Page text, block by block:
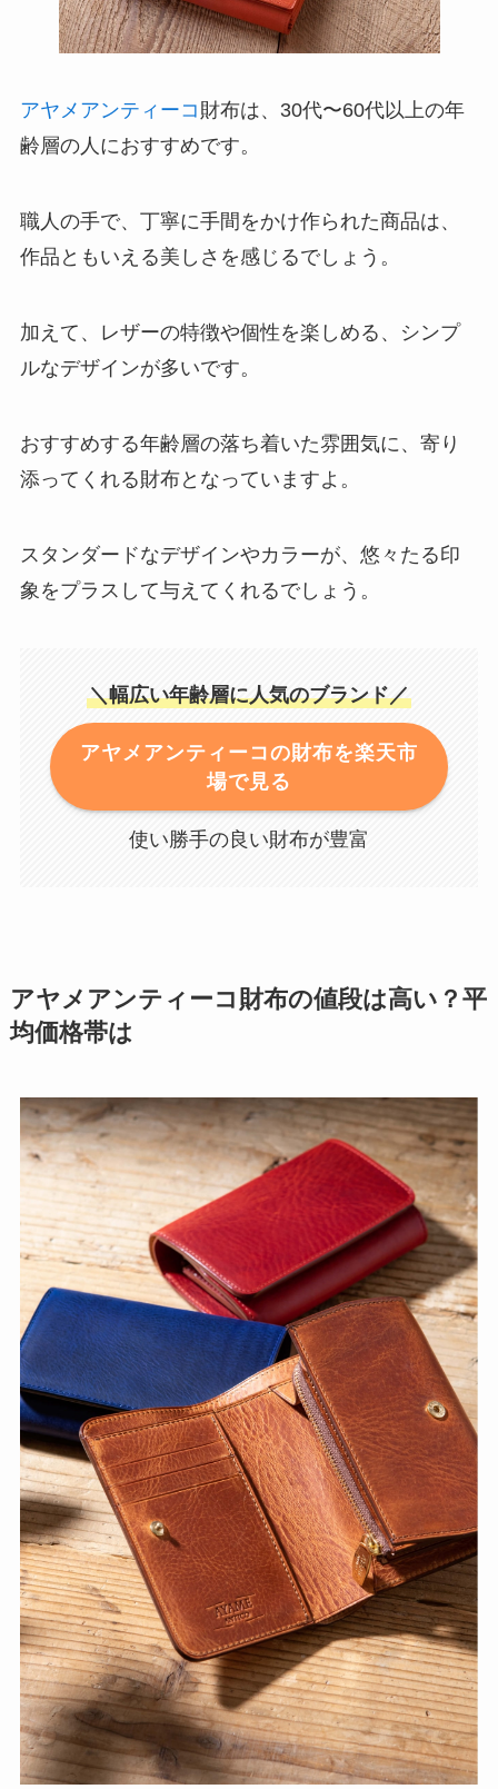
アヤメアンティーコ 財布は、30代〜60代以上の年
齢層の人におすすめです。
職人の手で、丁寧に手間をかけ作られた商品は、
作品ともいえる美しさを感じるでしょう。
加えて、レザーの特徴や個性を楽しめる、シンプ
ルなデザインが多いです。
おすすめする年齢層の落ち着いた雰囲気に、寄り
添ってくれる財布となっていますよ。
スタンダードなデザインやカラーが、悠々たる印
象をプラスして与えてくれるでしょう。
＼幅広い年齢層に人気のブランド／
アヤメアンティーコの財布を楽天市
場で見る
使い勝手の良い財布が豊富
アヤメアンティーコ財布の値段は高い？平
均価格帯は